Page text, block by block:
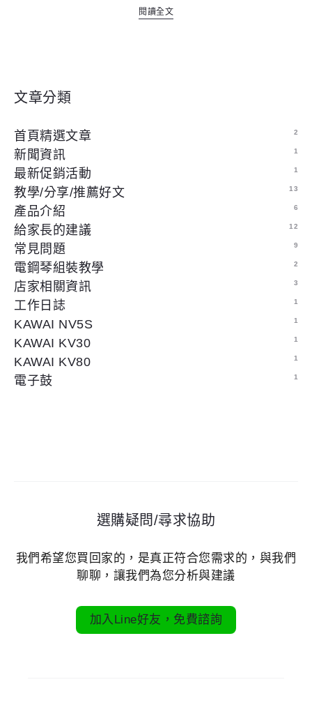
閱讀全文
文章分類
首頁精選文章 2
新聞資訊 1
最新促銷活動 1
教學/分享/推薦好文 13
產品介紹 6
給家長的建議 12
常見問題 9
電鋼琴組裝教學 2
店家相關資訊 3
工作日誌 1
KAWAI NV5S 1
KAWAI KV30 1
KAWAI KV80 1
電子鼓 1
選購疑問/尋求協助
我們希望您買回家的，是真正符合您需求的，與我們
聊聊，讓我們為您分析與建議
加入Line好友，免費諮詢